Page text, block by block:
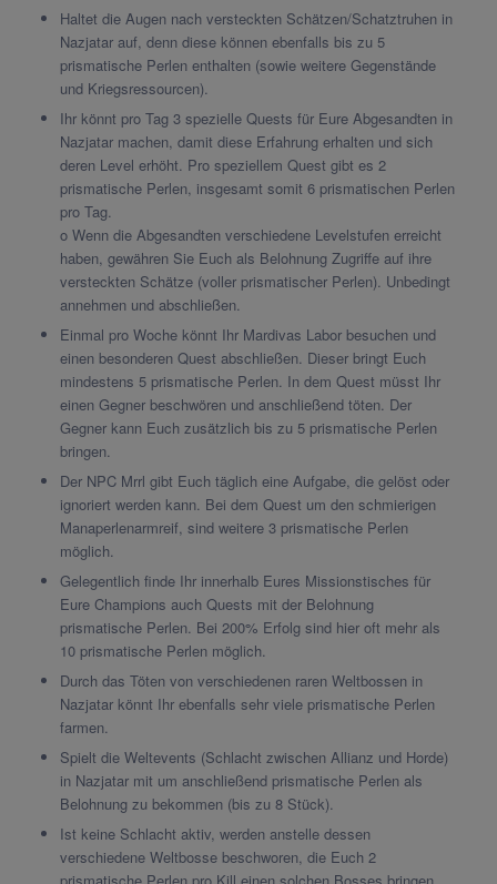
Haltet die Augen nach versteckten Schätzen/Schatztruhen in
Nazjatar auf, denn diese können ebenfalls bis zu 5
prismatische Perlen enthalten (sowie weitere Gegenstände
und Kriegsressourcen).
Ihr könnt pro Tag 3 spezielle Quests für Eure Abgesandten in
Nazjatar machen, damit diese Erfahrung erhalten und sich
deren Level erhöht. Pro speziellem Quest gibt es 2
prismatische Perlen, insgesamt somit 6 prismatischen Perlen
pro Tag.
o Wenn die Abgesandten verschiedene Levelstufen erreicht
haben, gewähren Sie Euch als Belohnung Zugriffe auf ihre
versteckten Schätze (voller prismatischer Perlen). Unbedingt
annehmen und abschließen.
Einmal pro Woche könnt Ihr Mardivas Labor besuchen und
einen besonderen Quest abschließen. Dieser bringt Euch
mindestens 5 prismatische Perlen. In dem Quest müsst Ihr
einen Gegner beschwören und anschließend töten. Der
Gegner kann Euch zusätzlich bis zu 5 prismatische Perlen
bringen.
Der NPC Mrrl gibt Euch täglich eine Aufgabe, die gelöst oder
ignoriert werden kann. Bei dem Quest um den schmierigen
Manaperlenarmreif, sind weitere 3 prismatische Perlen
möglich.
Gelegentlich finde Ihr innerhalb Eures Missionstisches für
Eure Champions auch Quests mit der Belohnung
prismatische Perlen. Bei 200% Erfolg sind hier oft mehr als
10 prismatische Perlen möglich.
Durch das Töten von verschiedenen raren Weltbossen in
Nazjatar könnt Ihr ebenfalls sehr viele prismatische Perlen
farmen.
Spielt die Weltevents (Schlacht zwischen Allianz und Horde)
in Nazjatar mit um anschließend prismatische Perlen als
Belohnung zu bekommen (bis zu 8 Stück).
Ist keine Schlacht aktiv, werden anstelle dessen
verschiedene Weltbosse beschworen, die Euch 2